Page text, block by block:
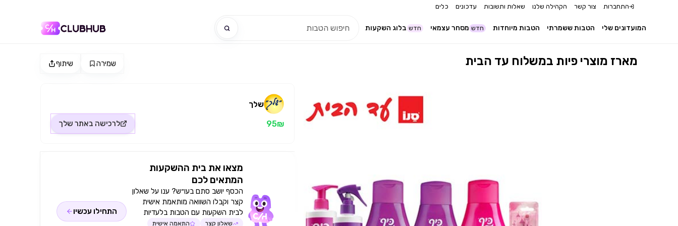
התחברות צור קשר הקהילה שלנו שאלות ותשובות עדכונים כלים
בלוג השקעות חדש מסחר עצמאי חדש הטבות מיוחדות הטבות ששמרתי המועדונים שלי
שיתוף שמירה מארז מוצרי פיות במשלוח עד הבית
שלך
95₪ לרכישה באתר שלך
מצאו את בית ההשקעות
המתאים לכם
הכסף יושב סתם בעו״ש? ענו על שאלון
קצר וקבלו השוואה מותאמת אישית
לבית השקעות עם הטבות בלעדיות
שאלון קצר
התאמה אישית
התחילו עכשיו